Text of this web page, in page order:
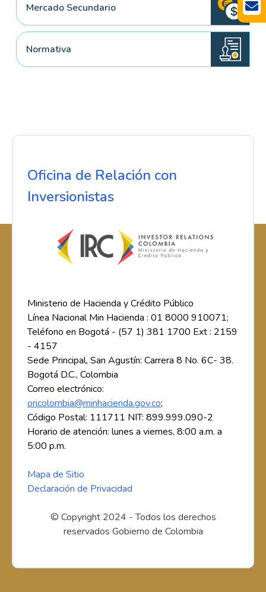
Mercado Secundario
Normativa
Oficina de Relación con
Inversionistas
Ministerio de Hacienda y Crédito Público
Línea Nacional Min Hacienda : 01 8000 910071;
Teléfono en Bogotá - (57 1) 381 1700 Ext : 2159
- 4157
Sede Principal, San Agustín: Carrera 8 No. 6C- 38.
Bogotá D.C., Colombia
Correo electrónico:
oricolombia@minhacienda.gov.co;
Código Postal: 111711 NIT: 899.999.090-2
Horario de atención: lunes a viernes, 8:00 a.m. a
5:00 p.m.
Mapa de Sitio
Declaración de Privacidad
© Copyright 2024 - Todos los derechos
reservados Gobierno de Colombia